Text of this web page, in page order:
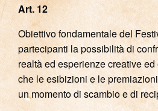
Art. 12
Obiettivo fondamentale del
partecipanti la possibilità di
realtà ed esperienze creative
che le esibizioni e le
un momento di scambio e di